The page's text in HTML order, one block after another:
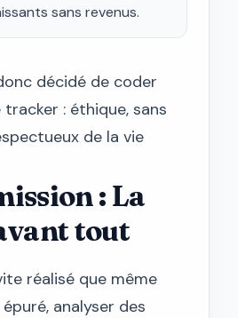
sans revenus.
décidé de coder
: éthique, sans
de la vie
: La
tout
réalisé que même
analyser des